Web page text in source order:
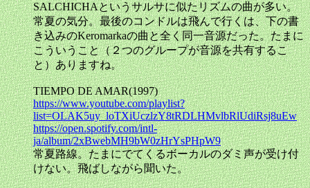
SALCHICHAというサルサに似たリズムの曲が多い。
常夏の気分。最後のコンドルは飛んで行くは、下の書
き込みのKeromarkaの曲と全く同一音源だった。たまに
こういうこと（２つのグループが音源を共有するこ
と）ありますね。
TIEMPO DE AMAR(1997)
https://www.youtube.com/playlist?
list=OLAK5uy_loTXiUczlzY8tRDLHMvlbRlUdiRsj8uEw
https://open.spotify.com/intl-
ja/album/2xBwebMH9bW0zHrYsPHpW9
常夏路線。たまにでてくるボーカルのダミ声が受け付
けない。飛ばしながら聞いた。